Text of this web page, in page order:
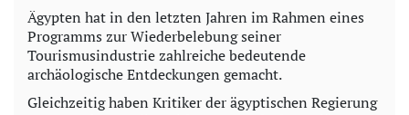
Ägypten hat in den letzten Jahren im Rahmen eines
Programms zur Wiederbelebung seiner
Tourismusindustrie zahlreiche bedeutende
archäologische Entdeckungen gemacht.
Gleichzeitig haben Kritiker der ägyptischen Regierung